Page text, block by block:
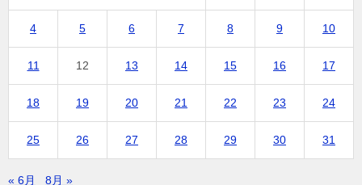
4 5 6 7 8 9 10
11 12 13 14 15 16 17
18 19 20 21 22 23 24
25 26 27 28 29 30 31
« 6月 8月 »